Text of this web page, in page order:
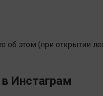
об этом (при открытии
Инстаграм